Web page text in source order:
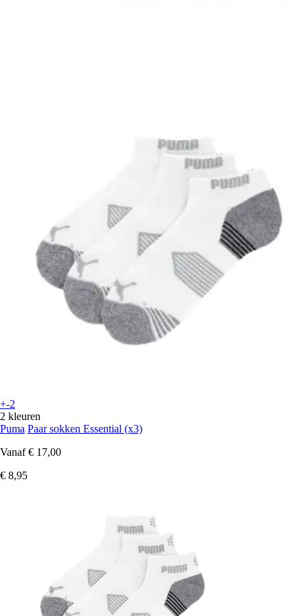
+-2
2 kleuren
Puma Paar sokken Essential (x3)
Vanaf € 17,00
€ 8,95